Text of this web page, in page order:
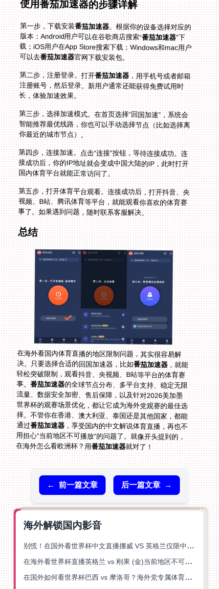
使用番茄加速器的步骤详解
第一步，下载安装番茄加速器。根据你的设备选择对应的
版本：Android用户可以在谷歌商店搜索“番茄加速器”下
载；iOS用户在App Store搜索下载；Windows和mac用户
可以去番茄加速器官网下载安装包。
第二步，注册登录。打开番茄加速器，用手机号或者邮箱
注册账号，然后登录。新用户通常还能获得免费试用时
长，体验加速效果。
第三步，选择加速模式。在首页选择“回国加速”，系统会
智能推荐最优线路，你也可以手动选择节点（比如选择离
你最近的城市节点）。
第四步，连接加速。点击“连接”按钮，等待连接成功。连
接成功后，你的IP地址就会变成中国大陆的IP，此时打开
国内体育平台就能正常访问了。
第五步，打开体育平台观看。连接成功后，打开抖音、央
视频、B站、腾讯体育等平台，就能观看你喜欢的体育赛
事了。如果遇到问题，随时联系客服解决。
总结
在海外看国内体育直播的地区限制问题，其实很容易解
决。只要选择合适的回国加速器，比如番茄加速器，就能
轻松突破限制，观看抖音、央视频、B站等平台的体育赛
事。番茄加速器的全球节点分布、多平台支持、稳定无限
流量、数据安全加密、售后保障，以及针对2026美加墨
世界杯的观赛场景优化，都让它成为海外党观赛的最佳选
择。不管你在香港、澳大利亚、泰国还是其他国家，都能
通过番茄加速器，享受国内的中文解说体育直播，再也不
用担心“当前地区不可播放”的问题了。就像开头提到的，
在海外怎么看欧洲杯？用番茄加速器就对了！
← 前一篇文章 后一篇文章 →
海外解锁国内影音
别慌！在国外看世界杯中文直播挪威 VS 英格兰仅限中国大陆？这篇指南帮你搞定
在海外看世界杯直播英格兰 vs 刚果 (金)当前地区不可播放？这篇指南帮你突破所有限制
在国外如何看世界杯巴西 vs 摩洛哥？海外党专属体育观赛指南来了